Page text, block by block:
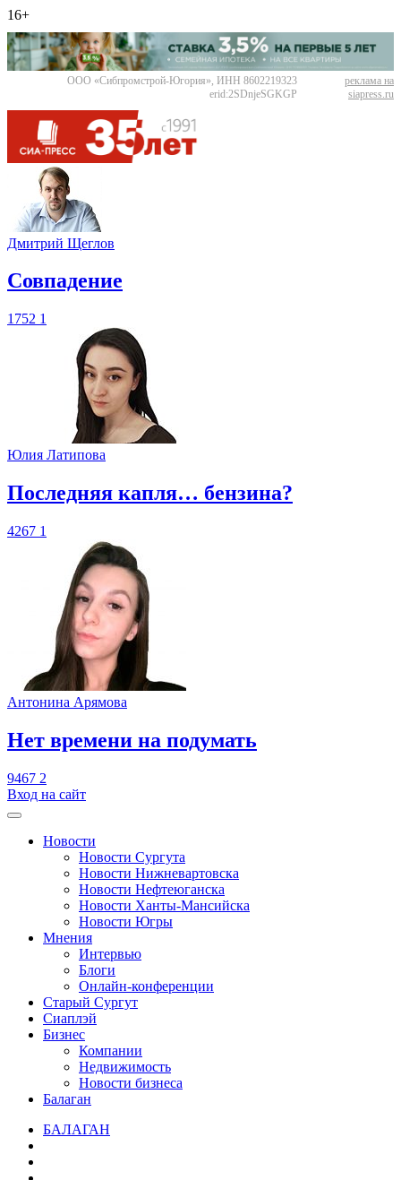
16+
ООО «Сибпромстрой-Югория», ИНН 8602219323
erid:2SDnjeSGKGP
реклама на
siapress.ru
Дмитрий Щеглов
​Совпадение
1752 1
Юлия Латипова
​Последняя капля… бензина?
4267 1
Антонина Арямова
​Нет времени на подумать
9467 2
Вход на сайт
Новости
Новости Сургута
Новости Нижневартовска
Новости Нефтеюганска
Новости Ханты-Мансийска
Новости Югры
Мнения
Интервью
Блоги
Онлайн-конференции
Старый Сургут
Сиаплэй
Бизнес
Компании
Недвижимость
Новости бизнеса
Балаган
БАЛАГАН